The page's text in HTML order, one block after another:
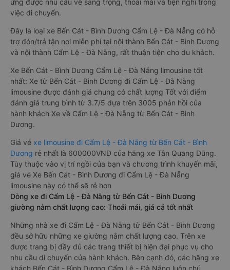
ứng được nhu cầu về sang trọng, thoải mái và tiện nghi trong
việc di chuyển.
Đây là loại xe Bến Cát - Bình Dương Cẩm Lệ - Đà Nẵng có hỗ
trợ đón/trả tận nơi miễn phí tại nội thành Bến Cát - Bình Dương
và nội thành Cẩm Lệ - Đà Nẵng, rất thuận tiện cho du khách.
Xe Bến Cát - Bình Dương Cẩm Lệ - Đà Nẵng limousine tốt
nhất: Xe từ Bến Cát - Bình Dương đi Cẩm Lệ - Đà Nẵng
limousine được đánh giá chung có chất lượng Tốt với điểm
đánh giá trung bình từ 3.7/5 dựa trên 3005 phản hồi của
hành khách Xe về Cẩm Lệ - Đà Nẵng từ Bến Cát - Bình
Dương.
Giá vé xe limousine đi Cẩm Lệ - Đà Nẵng từ Bến Cát - Bình
Dương rẻ nhất là 600000VND của hãng xe Tân Quang Dũng.
Tùy thuộc vào vị trí ngồi của bạn và chương trình khuyến mãi,
giá vé Xe Bến Cát - Bình Dương đi Cẩm Lệ - Đà Nẵng
limousine này có thể sẽ rẻ hơn
Dòng xe đi Cẩm Lệ - Đà Nẵng từ Bến Cát - Bình Dương
giường nằm chất lượng cao: Thoải mái, giá cả tốt nhất
Những nhà xe đi Cẩm Lệ - Đà Nẵng từ Bến Cát - Bình Dương
đều sở hữu những xe giường nằm chất lượng cao. Trên xe
được trang bị đầy đủ các trang thiết bị hiện đại phục vụ cho
nhu cầu di chuyển của hành khách. Bên cạnh đó, các hãng xe
khách Bến Cát - Bình Dương Cẩm Lệ - Đà Nẵng luôn chú